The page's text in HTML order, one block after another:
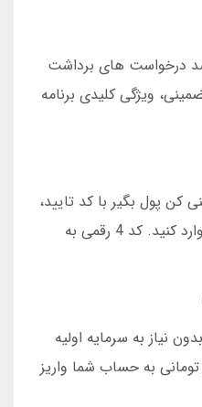
آمار 1404، 99.7 درصد درخواست های برداشت
ویژگی کلیدی برنامه
کن پول بگیر با کد تایید،
فقط کافیست شماره موبایل را وارد کنید. کد 4 رقمی به
نیاز به سرمایه اولیه
بونوس 30 هزار تومانی به حساب شما واریز